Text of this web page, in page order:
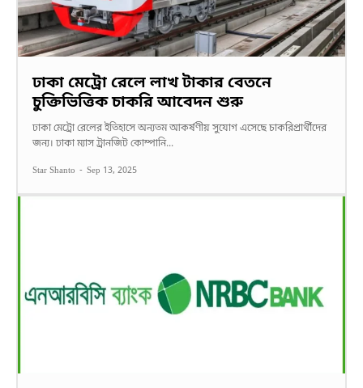
ঢাকা মেট্রো রেলে লাখ টাকার বেতনে
চুক্তিভিত্তিক চাকরি আবেদন শুরু
ঢাকা মেট্রো রেলের ইতিহাসে অন্যতম আকর্ষণীয় সুযোগ এসেছে চাকরিপ্রার্থীদের
জন্য। ঢাকা ম্যাস ট্রানজিট কোম্পানি...
Star Shanto - Sep 13, 2025